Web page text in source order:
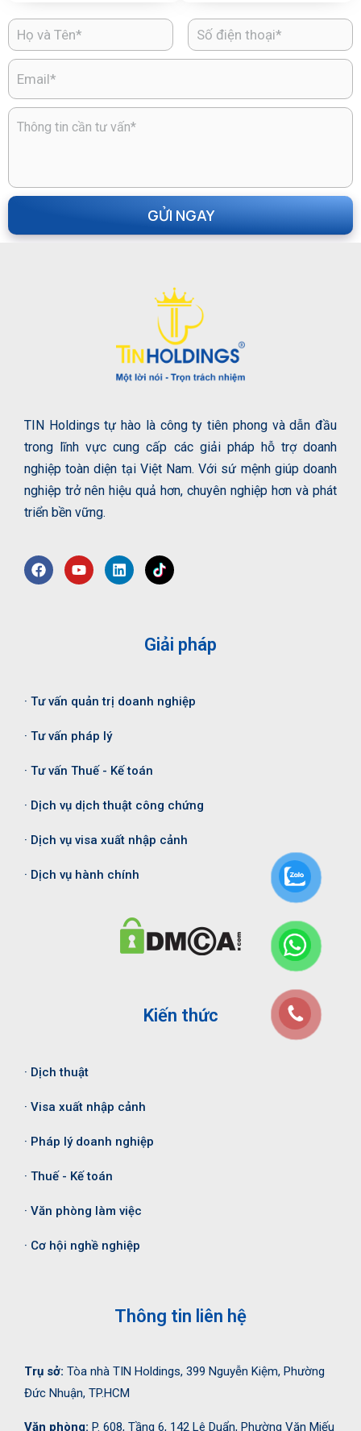
TIN Holdings tự hào là công ty tiên phong và dẫn đầu
trong lĩnh vực cung cấp các giải pháp hỗ trợ doanh
nghiệp toàn diện tại Việt Nam. Với sứ mệnh giúp doanh
nghiệp trở nên hiệu quả hơn, chuyên nghiệp hơn và phát
triển bền vững.
Giải pháp
· Tư vấn quản trị doanh nghiệp
· Tư vấn pháp lý
· Tư vấn Thuế - Kế toán
· Dịch vụ dịch thuật công chứng
· Dịch vụ visa xuất nhập cảnh
· Dịch vụ hành chính
Kiến thức
· Dịch thuật
· Visa xuất nhập cảnh
· Pháp lý doanh nghiệp
· Thuế - Kế toán
· Văn phòng làm việc
· Cơ hội nghề nghiệp
Thông tin liên hệ
Trụ sở: Tòa nhà TIN Holdings, 399 Nguyễn Kiệm, Phường
Đức Nhuận, TP.HCM
Văn phòng: P. 608, Tầng 6, 142 Lê Duẩn, Phường Văn Miếu